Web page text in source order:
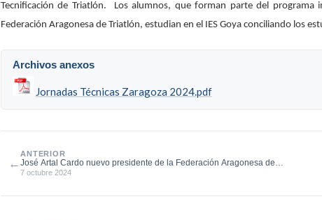
Tecnificación de Triatlón. Los alumnos, que forman parte del
Federación Aragonesa de Triatlón, estudian en el IES Goya conciliando los
Archivos anexos
Jornadas Técnicas Zaragoza 2024.pdf
←
ANTERIOR
José Artal Cardo nuevo presidente de la Federación Aragonesa de
Triatlón.
7 octubre 2024